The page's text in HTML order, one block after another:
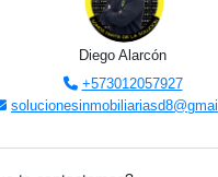
Diego Alarcón
+573012057927